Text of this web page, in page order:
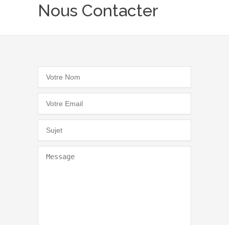
Nous Contacter